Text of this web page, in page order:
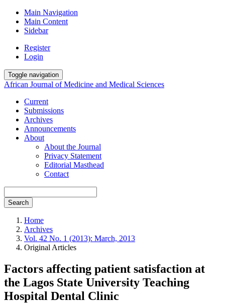
Main Navigation
Main Content
Sidebar
Register
Login
Toggle navigation
African Journal of Medicine and Medical Sciences
Current
Submissions
Archives
Announcements
About
About the Journal
Privacy Statement
Editorial Masthead
Contact
Search
Home
Archives
Vol. 42 No. 1 (2013): March, 2013
Original Articles
Factors affecting patient satisfaction at
the Lagos State University Teaching
Hospital Dental Clinic